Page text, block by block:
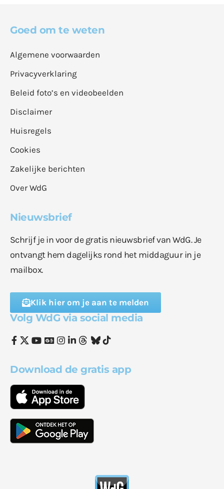
Goed om te weten
Algemene voorwaarden
Privacyverklaring
Beleid foto’s en videobeelden
Disclaimer
Huisregels
Cookies
Zakelijke berichten
Over WdG
Nieuwsbrief
Schrijf je in voor de gratis nieuwsbrief van WdG. Je
ontvangt hem dagelijks rond het middaguur in je
mailbox.
Klik hier om je aan te melden
Volg WdG via social media
Download de gratis app